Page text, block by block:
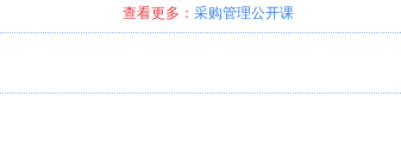
查看更多： 采购管理公开课